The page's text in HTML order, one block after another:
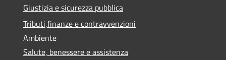
Giustizia e sicurezza pubblica
Tributi,finanze e contravvenzioni
Ambiente
Salute, benessere e assistenza